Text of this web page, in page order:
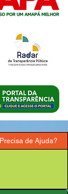
Precisa de Ajuda?